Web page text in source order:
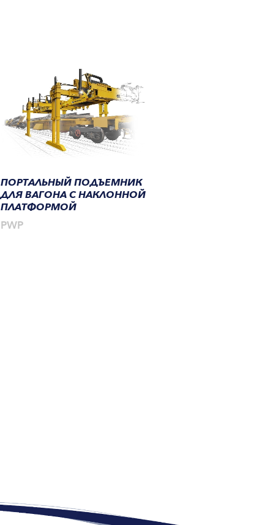
ПОРТАЛЬНЫЙ ПОДЪЕМНИК
ДЛЯ ВАГОНА С НАКЛОННОЙ
ПЛАТФОРМОЙ
PWP